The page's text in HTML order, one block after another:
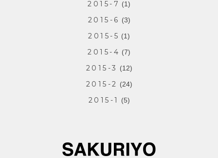
2015-7 (1)
2015-6 (3)
2015-5 (1)
2015-4 (7)
2015-3 (12)
2015-2 (24)
2015-1 (5)